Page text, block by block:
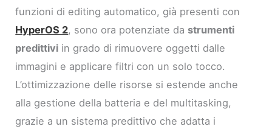
funzioni di editing automatico, già presenti con
HyperOS 2, sono ora potenziate da strumenti
predittivi in grado di rimuovere oggetti dalle
immagini e applicare filtri con un solo tocco.
L’ottimizzazione delle risorse si estende anche
alla gestione della batteria e del multitasking,
grazie a un sistema predittivo che adatta i